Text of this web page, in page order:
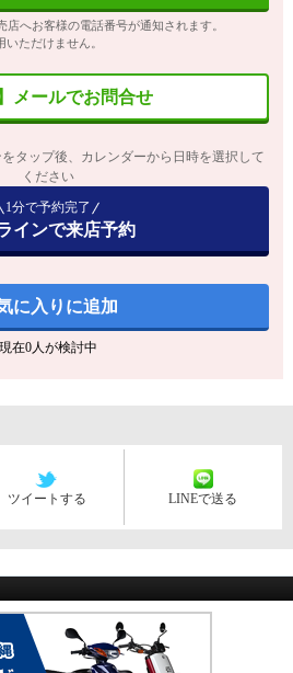
へお客様の電話番号が通知されます。
ただけません。
メールでお問合せ
をタップ後、カレンダーから日時を選択して
ください
1分で予約完了
インで来店予約
に入りに追加
現在0人が検討中
ツイートする LINEで送る